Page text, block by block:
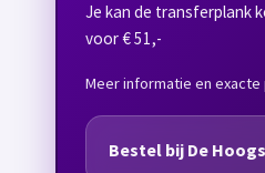
Je kan de transferplank
voor € 51,-
Meer informatie en exacte
Bestel bij De